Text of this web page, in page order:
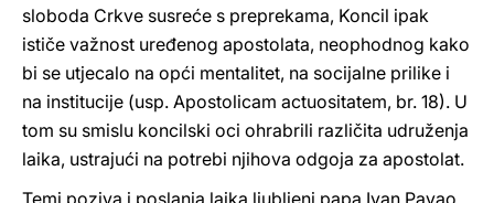
sloboda Crkve susreće s preprekama, Koncil ipak
ističe važnost uređenog apostolata, neophodnog kako
bi se utjecalo na opći mentalitet, na socijalne prilike i
na institucije (usp. Apostolicam actuositatem, br. 18). U
tom su smislu koncilski oci ohrabrili različita udruženja
laika, ustrajući na potrebi njihova odgoja za apostolat.
Temi poziva i poslanja laika ljubljeni papa Ivan Pavao